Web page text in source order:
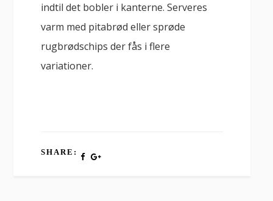
indtil det bobler i kanterne. Serveres
varm med pitabrød eller sprøde
rugbrødschips der fås i flere
variationer.
SHARE: